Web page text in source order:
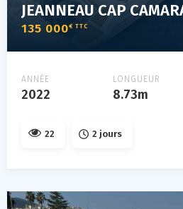
135 000€ TTC
ANNÉE
2022
LONGUEUR
8.73m
22 2 jours